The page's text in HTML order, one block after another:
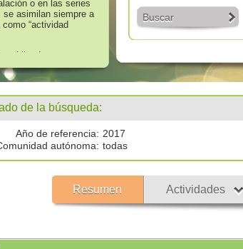
o en las series
asimilan siempre a
“actividad
publicada en
años 2008 hasta
a aquella que
el Anexo II “Lista de
Real Decreto
de abril, que regula
información sobre
Reglamento E - PRTR
ambientales
respecto al
todas las
encima de cero
Buscar
de la búsqueda:
Año de referencia: 2017
autónoma: todas
Resumen Actividades